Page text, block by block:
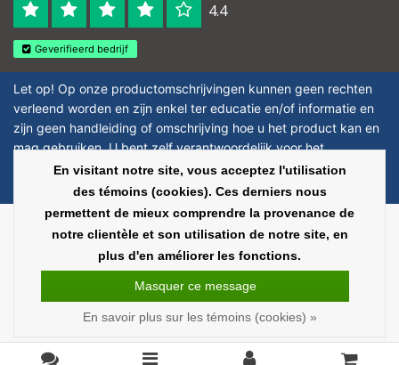
4.4
Geverifieerd bedrijf
Let op! Op onze productomschrijvingen kunnen geen rechten
verleend worden en zijn enkel ter educatie en/of informatie en
zijn geen handleiding of omschrijving hoe u het product kan en
mag gebruiken. U bent zelf verantwoordelijk voor het
toepassen van eventuele nationale en internationale wetgeving
omtrent het gebruik van chemicaliën.
chers - All rights reserved - Theme byInStijl Media
Tous les prix sont hors
En visitant notre site, vous acceptez l'utilisation
des témoins (cookies). Ces derniers nous
permettent de mieux comprendre la provenance de
notre clientèle et son utilisation de notre site, en
plus d'en améliorer les fonctions.
Masquer ce message
En savoir plus sur les témoins (cookies) »